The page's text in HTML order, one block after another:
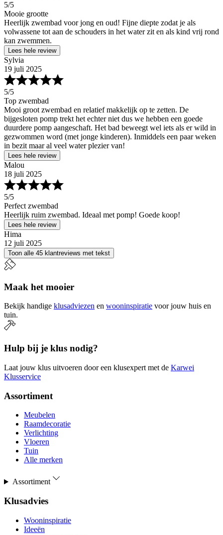
5/5
Mooie grootte
Heerlijk zwembad voor jong en oud! Fijne diepte zodat je als
volwassene tot aan de schouders in het water zit en als kind vrij rond
kan zwemmen.
Lees hele review
Sylvia
19 juli 2025
5/5
Top zwembad
Mooi groot zwembad en relatief makkelijk op te zetten. De
bijgesloten pomp trekt het echter niet dus we hebben een goede
duurdere pomp aangeschaft. Het bad beweegt wel iets als er wild in
gezwommen word (met jonge kinderen). Inmiddels een paar weken
in bezit maar al veel water plezier van!
Lees hele review
Malou
18 juli 2025
5/5
Perfect zwembad
Heerlijk ruim zwembad. Ideaal met pomp! Goede koop!
Lees hele review
Hima
12 juli 2025
Toon alle 45 klantreviews met tekst
Maak het mooier
Bekijk handige klusadviezen en wooninspiratie voor jouw huis en
tuin.
Hulp bij je klus nodig?
Laat jouw klus uitvoeren door een klusexpert met de Karwei
Klusservice
Assortiment
Meubelen
Raamdecoratie
Verlichting
Vloeren
Tuin
Alle merken
Assortiment
Klusadvies
Wooninspiratie
Ideeën